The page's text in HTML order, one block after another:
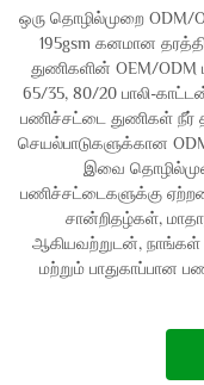
ஒரு தொழில்முறை ODM/
195gsm கனமான
துணிகளின் OEM/
65/35, 80/20 பாலி-
பணிச்சட்டை துணிகள் நீர்
செயல்பாடுகளுக்கான
இவை
பணிச்சட்டைகளுக்கு
சான்றிதழ்கள்,
ஆகியவற்றுடன், நாங்கள்
மற்றும் பாதுகாப்பான